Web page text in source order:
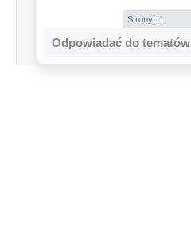
Strony: 1
Odpowiadać do